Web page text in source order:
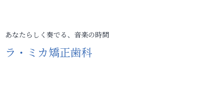
あなたらしく奏でる、音楽の時間
ラ・ミカ矯正歯科